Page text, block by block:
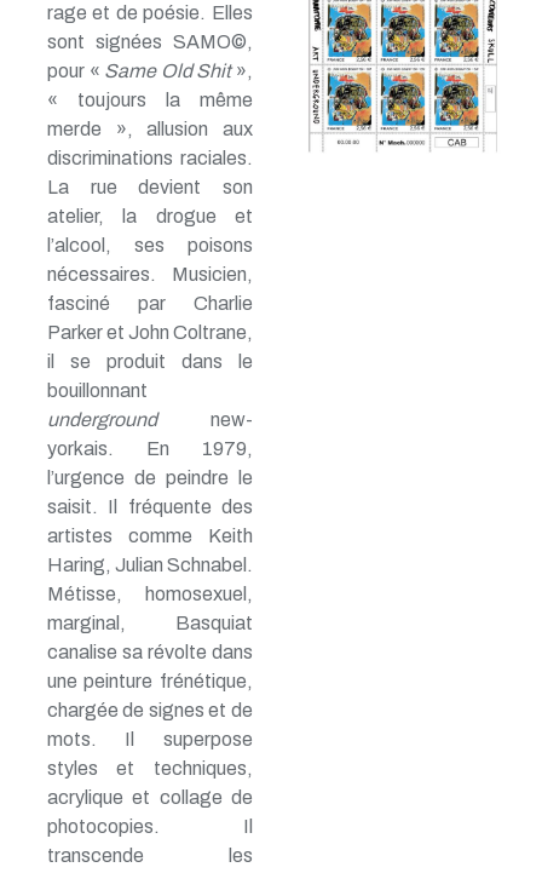
rage et de poésie. Elles
sont signées SAMO©,
pour « Same Old Shit»,
« toujours la même
merde », allusion aux
discriminations raciales.
La rue devient son
atelier, la drogue et
l’alcool, ses poisons
nécessaires. Musicien,
fasciné par Charlie
Parker et John Coltrane,
il se produit dans le
bouillonnant
undergroundnew-
yorkais. En 1979,
l’urgence de peindre le
saisit. Il fréquente des
artistes comme Keith
Haring, Julian Schnabel.
Métisse, homosexuel,
marginal, Basquiat
canalise sa révolte dans
une peinture frénétique,
chargée de signes et de
mots. Il superpose
styles et techniques,
acrylique et collage de
photocopies. Il
transcende les